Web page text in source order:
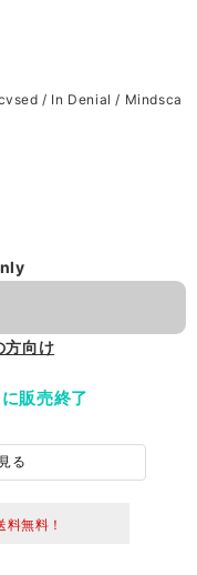
/ In Denial / Mindsca
方向け
販売終了
る
料無料！